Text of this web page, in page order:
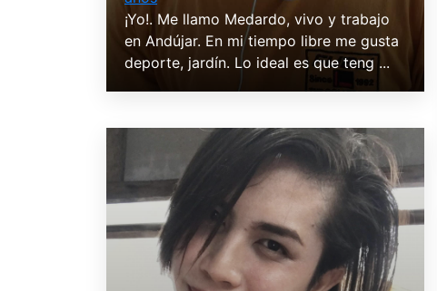
¡Yo!. Me llamo Medardo, vivo y trabajo
en Andújar. En mi tiempo libre me gusta
deporte, jardín. Lo ideal es que teng ...